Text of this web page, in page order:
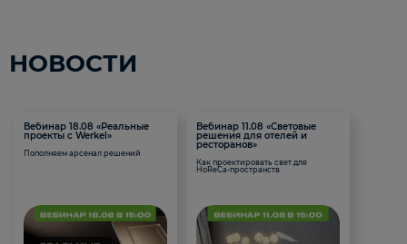
НОВОСТИ
Вебинар 18.08 «Реальные
проекты с Werkel»
Пополняем арсенал решений
Вебинар 11.08 «Световые
решения для отелей и
ресторанов»
Как проектировать свет для
HoReCa-пространств